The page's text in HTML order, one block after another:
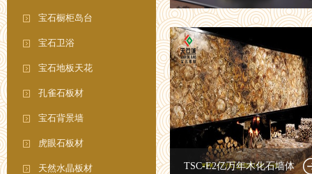
宝石橱柜岛台
宝石卫浴
宝石地板天花
孔雀石板材
宝石背景墙
虎眼石板材
天然水晶板材 TSC-E2亿万年木化石墙体